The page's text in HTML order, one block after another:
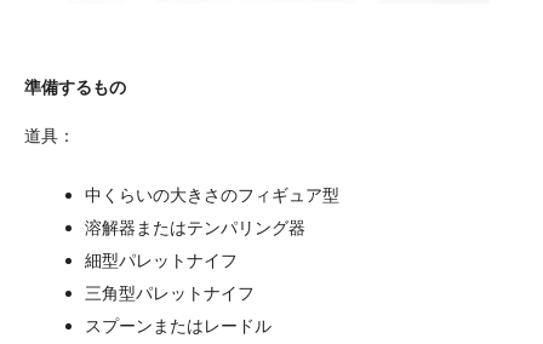
準備するもの
道具：
中くらいの大きさのフィギュア型
溶解器またはテンパリング器
細型パレットナイフ
三角型パレットナイフ
スプーンまたはレードル